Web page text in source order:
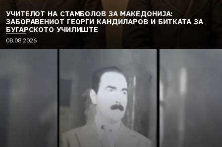
УЧИТЕЛОТ НА СТАМБОЛОВ ЗА МАКЕДОНИЈА:
ЗАБОРАВЕНИОТ ГЕОРГИ КАНДИЛАРОВ И БИТКАТА ЗА
БУГАРСКОТО УЧИЛИШТЕ
08.08.2026